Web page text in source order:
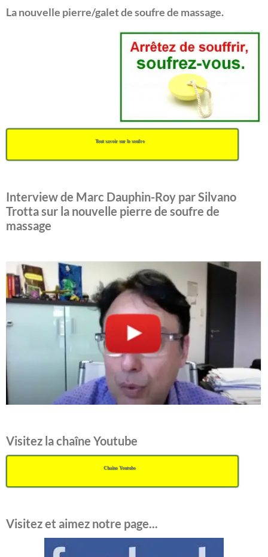
La nouvelle pierre/galet de soufre de massage.
Tout savoir sur le soufre
Interview de Marc Dauphin-Roy par Silvano
Trotta sur la nouvelle pierre de soufre de
massage
Visitez la chaîne Youtube
Chaîne Youtube
Visitez et aimez notre page...